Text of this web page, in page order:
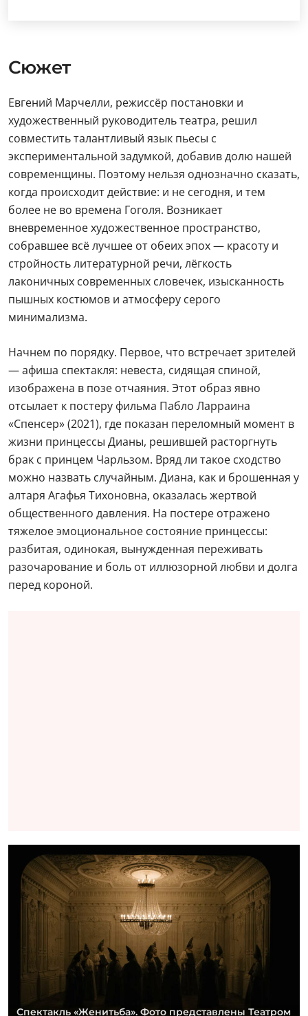
Сюжет
Евгений Марчелли, режиссёр постановки и
художественный руководитель театра, решил
совместить талантливый язык пьесы с
экспериментальной задумкой, добавив долю нашей
современщины. Поэтому нельзя однозначно сказать,
когда происходит действие: и не сегодня, и тем
более не во времена Гоголя. Возникает
вневременное художественное пространство,
собравшее всё лучшее от обеих эпох — красоту и
стройность литературной речи, лёгкость
лаконичных современных словечек, изысканность
пышных костюмов и атмосферу серого
минимализма.
Начнем по порядку. Первое, что встречает зрителей
— афиша спектакля: невеста, сидящая спиной,
изображена в позе отчаяния. Этот образ явно
отсылает к постеру фильма Пабло Ларраина
«Спенсер» (2021), где показан переломный момент в
жизни принцессы Дианы, решившей расторгнуть
брак с принцем Чарльзом. Вряд ли такое сходство
можно назвать случайным. Диана, как и брошенная у
алтаря Агафья Тихоновна, оказалась жертвой
общественного давления. На постере отражено
тяжелое эмоциональное состояние принцессы:
разбитая, одинокая, вынужденная переживать
разочарование и боль от иллюзорной любви и долга
перед короной.
Спектакль «Женитьба». Фото представлены Театром